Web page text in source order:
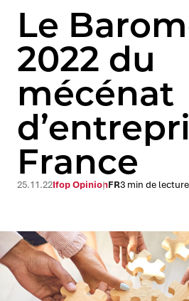
submenu
submenu
Le
2022 du
mécénat
France
25.11.22Ifop OpinionFR3 min de lecture